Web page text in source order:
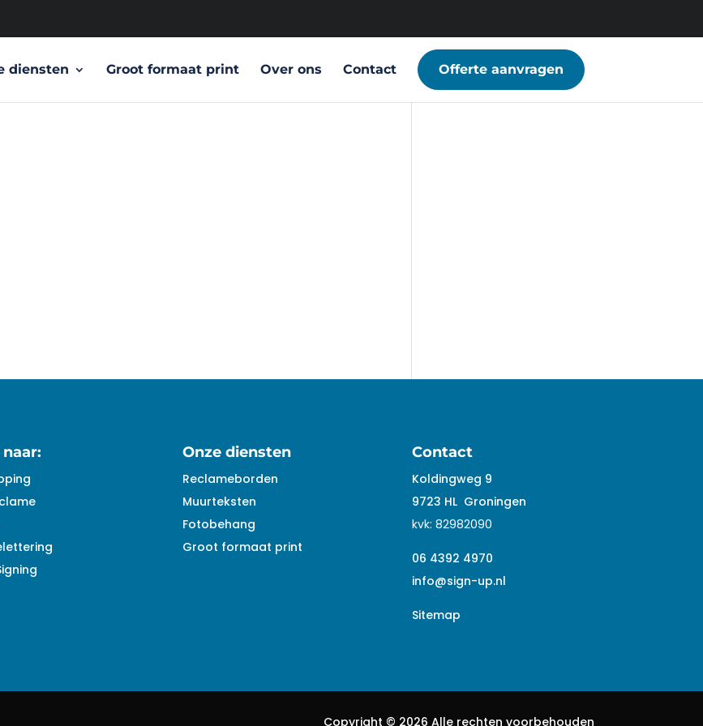
diensten Groot formaat print Over ons Contact Offerte aanvragen
Onze diensten
Reclameborden
Muurteksten
Fotobehang
Groot formaat print
Contact
Koldingweg 9
9723 HL Groningen
kvk:82982090
06 4392 4970
info@sign-up.nl
Sitemap
Copyright © 2026 Alle rechten voorbehouden